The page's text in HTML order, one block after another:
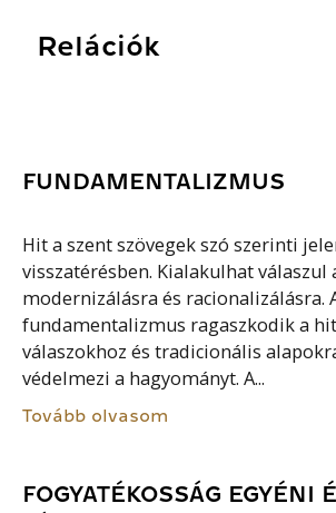
Relációk
FUNDAMENTALIZMUS
Hit a szent szövegek szó szerinti
visszatérésben. Kialakulhat válaszul
modernizálásra és racionalizálásra.
fundamentalizmus ragaszkodik a
válaszokhoz és tradicionális
védelmezi a hagyományt. A...
Tovább olvasom
FOGYATÉKOSSÁG EGYÉNI